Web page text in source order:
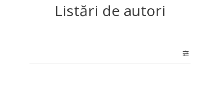
Listări de autori